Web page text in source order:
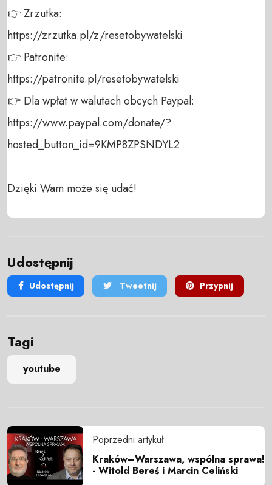
👉 Zrzutka:
https://zrzutka.pl/z/resetobywatelski
👉 Patronite:
https://patronite.pl/resetobywatelski
👉 Dla wpłat w walutach obcych Paypal:
https://www.paypal.com/donate/?
hosted_button_id=9KMP8ZPSNDYL2
Dzięki Wam może się udać!
Udostępnij
Udostępnij Tweetnij Przypnij
Tagi
youtube
Poprzedni artykuł
Kraków–Warszawa, wspólna sprawa!
- Witold Bereś i Marcin Celiński